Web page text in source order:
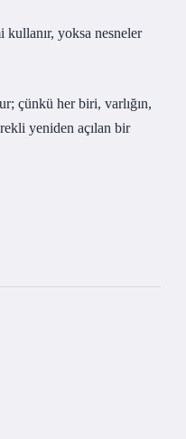
kullanır, yoksa nesneler
çünkü her biri, varlığın,
yeniden açılan bir